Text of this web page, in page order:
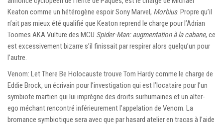
Keaton comme un hétérogène espoir Sony Marvel, Morbius. Propre qu’il
n’ait pas mieux été qualifié que Keaton reprend le charge pour l’Adrian
Toomes AKA Vulture des MCU Spider-Man: augmentation à la cabane, ce
est excessivement bizarre s’il finissait par respirer alors quelqu’un pour
l’autre.
Venom: Let There Be Holocauste trouve Tom Hardy comme le charge de
Eddie Brock, un écrivain pour l’investigation qui est l’locataire pour l’un
symbiote martien qui lui imprègne des droits surhumaines et un alter-
ego méchant rencontré inférieurement l’appelation de Venom. La
bromance symbiotique sera avec que par hasard atelier en tracas à l’aide